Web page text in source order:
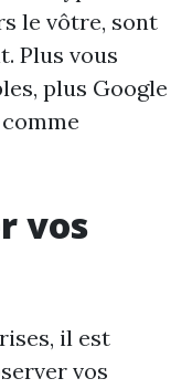
le vôtre, sont
Plus vous
plus Google
vos
il est
vos